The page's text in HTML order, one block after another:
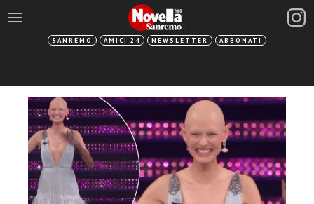
SANREMO AMICI 24 NEWSLETTER ABBONATI